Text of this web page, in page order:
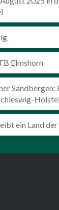
Elmshorn
Sandbergen:
ein Land